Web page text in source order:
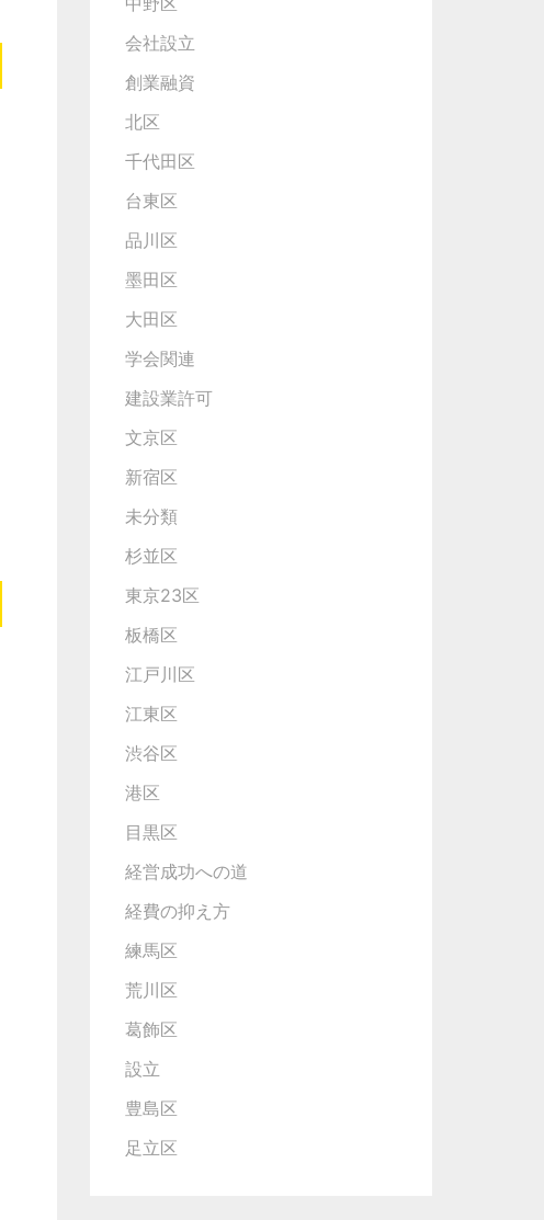
会社設立
創業融資
北区
千代田区
台東区
品川区
墨田区
大田区
学会関連
建設業許可
文京区
新宿区
未分類
杉並区
東京23区
板橋区
江戸川区
江東区
渋谷区
港区
目黒区
経営成功への道
経費の抑え方
練馬区
荒川区
葛飾区
設立
豊島区
足立区